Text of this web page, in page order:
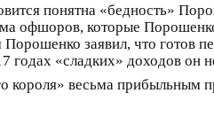
понятна «бедность»
офшоров, которые
заявил, что готов
годах «сладких» доходов он
короля» весьма прибыльным